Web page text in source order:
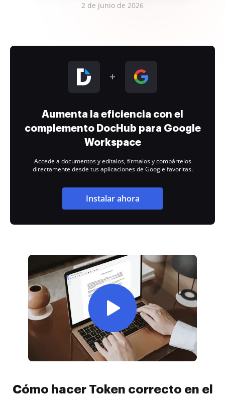
2 de junio de 2026
Aumenta la eficiencia con el
complemento DocHub para Google
Workspace
Accede a documentos y edítalos, fírmalos y compártelos
directamente desde tus aplicaciones de Google favoritas.
Instalar ahora
Cómo hacer Token correcto en el